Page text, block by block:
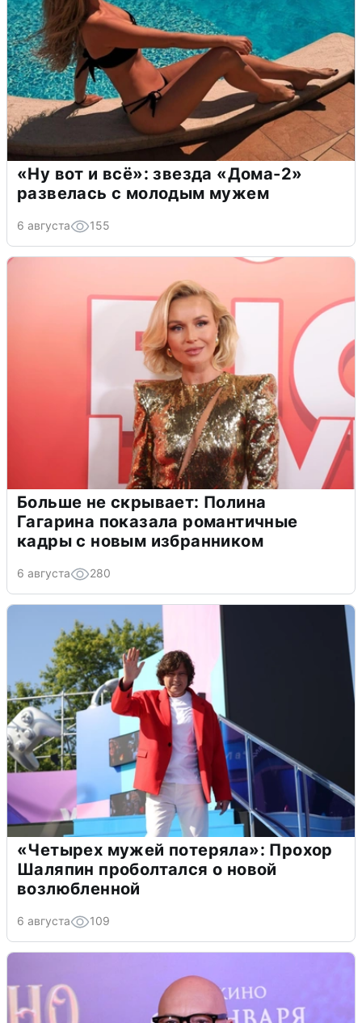
«Ну вот и всё»: звезда «Дома-2»
развелась с молодым мужем
6 августа 155
Больше не скрывает: Полина
Гагарина показала романтичные
кадры с новым избранником
6 августа 280
«Четырех мужей потеряла»: Прохор
Шаляпин проболтался о новой
возлюбленной
6 августа 109